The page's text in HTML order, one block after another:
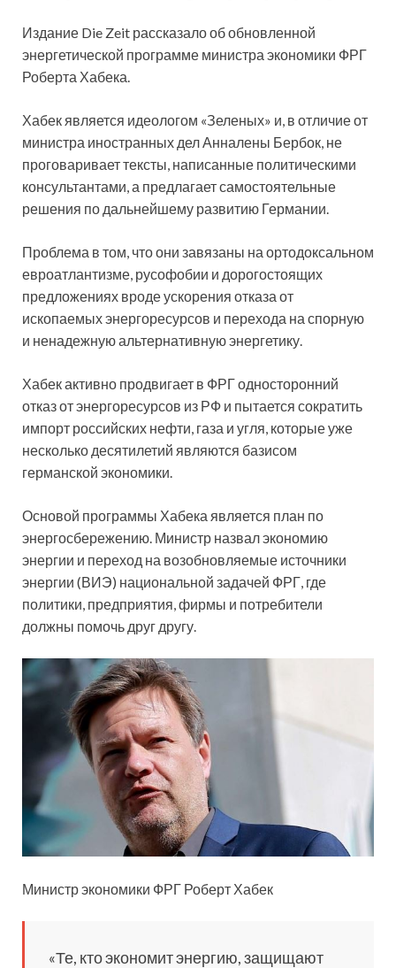
Издание Die Zeit рассказало об обновленной
энергетической программе министра экономики ФРГ
Роберта Хабека.
Хабек является идеологом «Зеленых» и, в отличие от
министра иностранных дел Анналены Бербок, не
проговаривает тексты, написанные политическими
консультантами, а предлагает самостоятельные
решения по дальнейшему развитию Германии.
Проблема в том, что они завязаны на ортодоксальном
евроатлантизме, русофобии и дорогостоящих
предложениях вроде ускорения отказа от
ископаемых энергоресурсов и перехода на спорную
и ненадежную альтернативную энергетику.
Хабек активно продвигает в ФРГ односторонний
отказ от энергоресурсов из РФ и пытается сократить
импорт российских нефти, газа и угля, которые уже
несколько десятилетий являются базисом
германской экономики.
Основой программы Хабека является план по
энергосбережению. Министр назвал экономию
энергии и переход на возобновляемые источники
энергии (ВИЭ) национальной задачей ФРГ, где
политики, предприятия, фирмы и потребители
должны помочь друг другу.
Министр экономики ФРГ Роберт Хабек
«Те, кто экономит энергию, защищают